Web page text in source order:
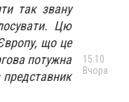
так звану
Цю
що це
потужна
представник
15:10
Вчора